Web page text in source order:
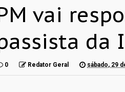
vai
da
0 Redator Geral sábado, 29